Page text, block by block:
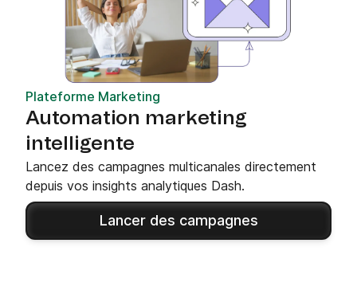
Plateforme Marketing
Automation marketing
intelligente
Lancez des campagnes multicanales directement
depuis vos insights analytiques Dash.
Lancer des campagnes